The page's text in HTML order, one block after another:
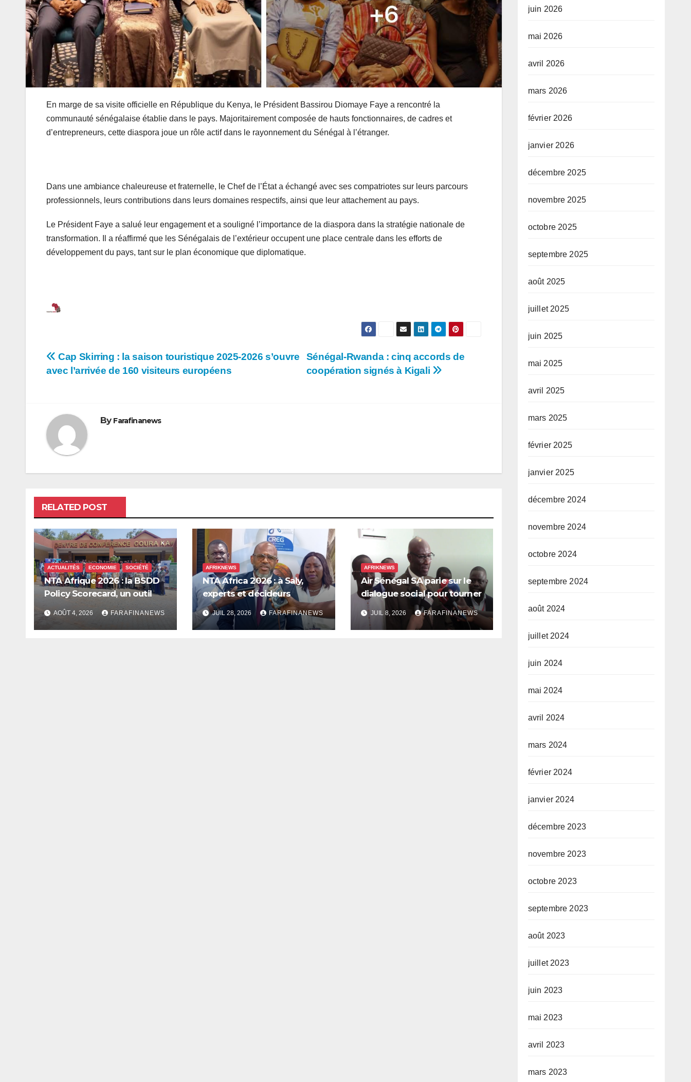
En marge de sa visite officielle en République du Kenya, le Président Bassirou Diomaye Faye a rencontré la
communauté sénégalaise établie dans le pays. Majoritairement composée de hauts fonctionnaires, de cadres et
d’entrepreneurs, cette diaspora joue un rôle actif dans le rayonnement du Sénégal à l’étranger.
Dans une ambiance chaleureuse et fraternelle, le Chef de l’État a échangé avec ses compatriotes sur leurs parcours
professionnels, leurs contributions dans leurs domaines respectifs, ainsi que leur attachement au pays.
Le Président Faye a salué leur engagement et a souligné l’importance de la diaspora dans la stratégie nationale de
transformation. Il a réaffirmé que les Sénégalais de l’extérieur occupent une place centrale dans les efforts de
développement du pays, tant sur le plan économique que diplomatique.
Navigation
Sénégal-Rwanda : cinq accords de
coopération signés à Kigali
Cap Skirring : la saison touristique 2025-2026 s’ouvre
avec l’arrivée de 160 visiteurs européens
By Farafinanews
RELATED POST
ACTUALITÉS ECONOMIE SOCIÉTÉ
NTA Afrique 2026 : la BSDD
Policy Scorecard, un outil
pour mieux orienter les
dépenses publiques
AOÛT 4, 2026 FARAFINANEWS
AFRIKNEWS
NTA Africa 2026 : à Saly,
experts et décideurs
plaident pour une meilleure
prise en compte de
l’économie des soins en
JUIL 28, 2026 FARAFINANEWS
AFRIKNEWS
Air Sénégal SA parie sur le
dialogue social pour tourner
une nouvelle page
JUIL 8, 2026 FARAFINANEWS
juin 2026
mai 2026
avril 2026
mars 2026
février 2026
janvier 2026
décembre 2025
novembre 2025
octobre 2025
septembre 2025
août 2025
juillet 2025
juin 2025
mai 2025
avril 2025
mars 2025
février 2025
janvier 2025
décembre 2024
novembre 2024
octobre 2024
septembre 2024
août 2024
juillet 2024
juin 2024
mai 2024
avril 2024
mars 2024
février 2024
janvier 2024
décembre 2023
novembre 2023
octobre 2023
septembre 2023
août 2023
juillet 2023
juin 2023
mai 2023
avril 2023
mars 2023